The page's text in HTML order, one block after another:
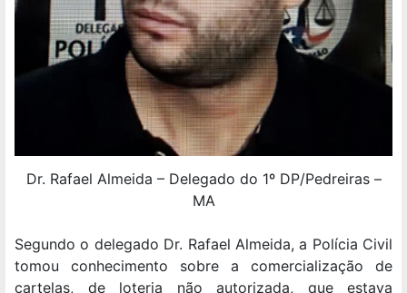
Dr. Rafael Almeida – Delegado do 1º DP/Pedreiras –
MA
Segundo o delegado Dr. Rafael Almeida, a Polícia Civil
tomou conhecimento sobre a comercialização de
cartelas, de loteria não autorizada, que estava